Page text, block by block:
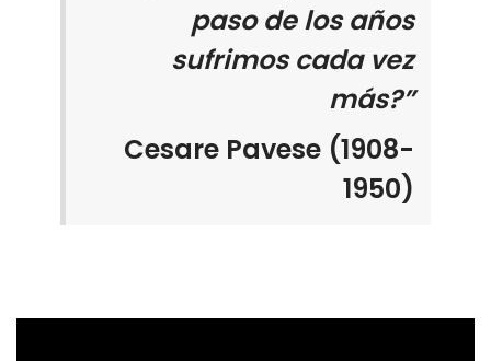
paso de los años
sufrimos cada vez
más?”
Cesare Pavese (1908-
1950)